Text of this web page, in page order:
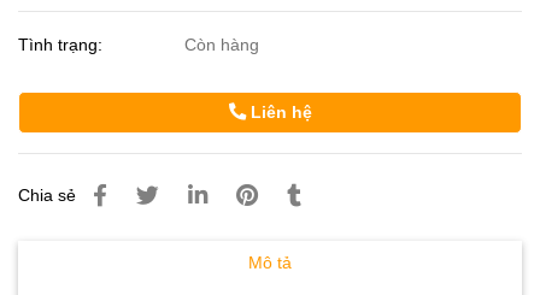
Tình trạng: Còn hàng
Liên hệ
Chia sẻ
Mô tả